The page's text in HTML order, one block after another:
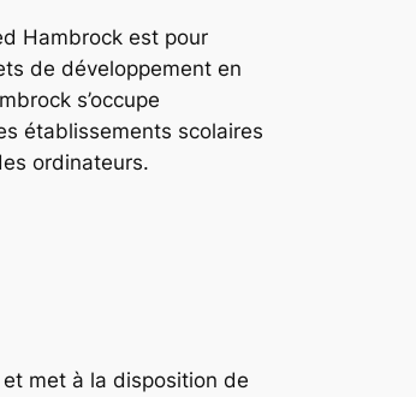
Hambrock est pour
de développement en
s’occupe
établissements scolaires
ordinateurs.
met à la disposition de